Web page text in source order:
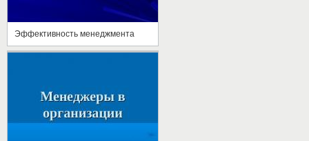
Эффективность менеджмента